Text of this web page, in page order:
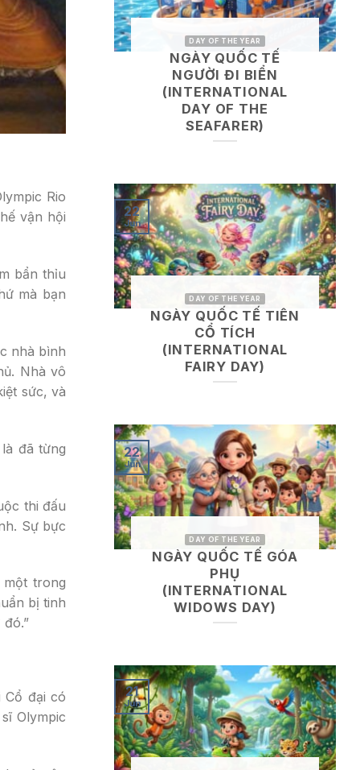
Rio
vận hội
bẩn thỉu
mà bạn
nhà bình
Nhà vô
sức, và
đã từng
thi đấu
Sự bực
trong
bị tinh
đại có
Olympic
DAY OF THE YEAR
NGÀY QUỐC TẾ
NGƯỜI ĐI BIỂN
(INTERNATIONAL
DAY OF THE
SEAFARER)
DAY OF THE YEAR
NGÀY QUỐC TẾ TIÊN
CỔ TÍCH
(INTERNATIONAL
FAIRY DAY)
22
Jun
DAY OF THE YEAR
NGÀY QUỐC TẾ GÓA
PHỤ
(INTERNATIONAL
WIDOWS DAY)
22
Jun
21
Jun